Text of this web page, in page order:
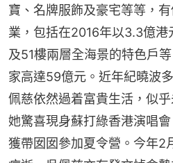
寶、名牌服飾及豪宅等等，
業，包括在2016年以3.3億
及51樓兩層全海景的特色戶
家高達59億元。近年紀曉波
佩慈依然過着富貴生活，似
她驚喜現身蘇打綠香港演唱
獲帶囡囡參加夏令營。今年2